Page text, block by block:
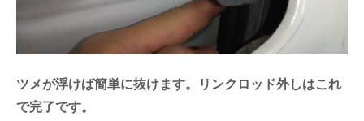
ツメが浮けば簡単に抜けます。リンクロッド外しはこれ
で完了です。